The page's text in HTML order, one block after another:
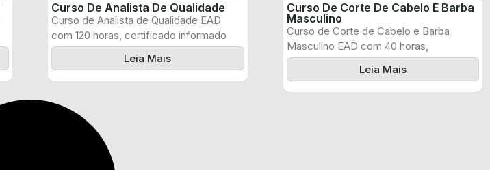
Curso De Analista De Qualidade
Curso de Analista de Qualidade EAD
com 120 horas, certificado informado
pelo produtor ...
Leia Mais
Curso De Corte De Cabelo E Barba
Masculino
Curso de Corte de Cabelo e Barba
Masculino EAD com 40 horas,
certificado ...
Leia Mais